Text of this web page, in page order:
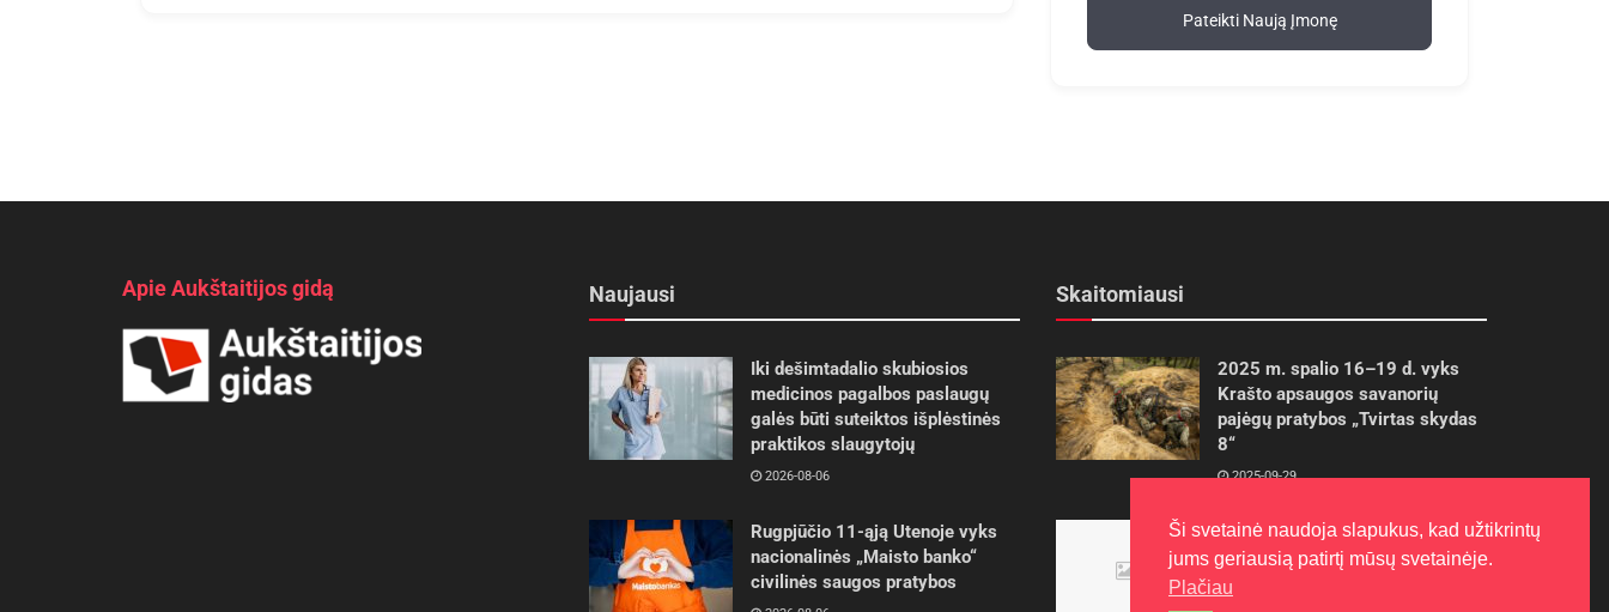
Pateikti Naują Įmonę
Apie Aukštaitijos gidą Naujausi
Iki dešimtadalio skubiosios
medicinos pagalbos paslaugų
galės būti suteiktos išplėstinės
praktikos slaugytojų
2026-08-06
Rugpjūčio 11-ąją Utenoje vyks
nacionalinės „Maisto banko“
civilinės saugos pratybos
Skaitomiausi
2025 m. spalio 16–19 d. vyks
Krašto apsaugos savanorių
pajėgų pratybos „Tvirtas skydas
8“
2025-09-29
Panevėžietės tarptautinėje
programoje siekia aukso
2015-10-30
Ši svetainė naudoja slapukus, kad užtikrintų
jums geriausią patirtį mūsų svetainėje.
Plačiau